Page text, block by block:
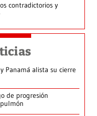
contradictorios y
Panamá alista su cierre
de progresión